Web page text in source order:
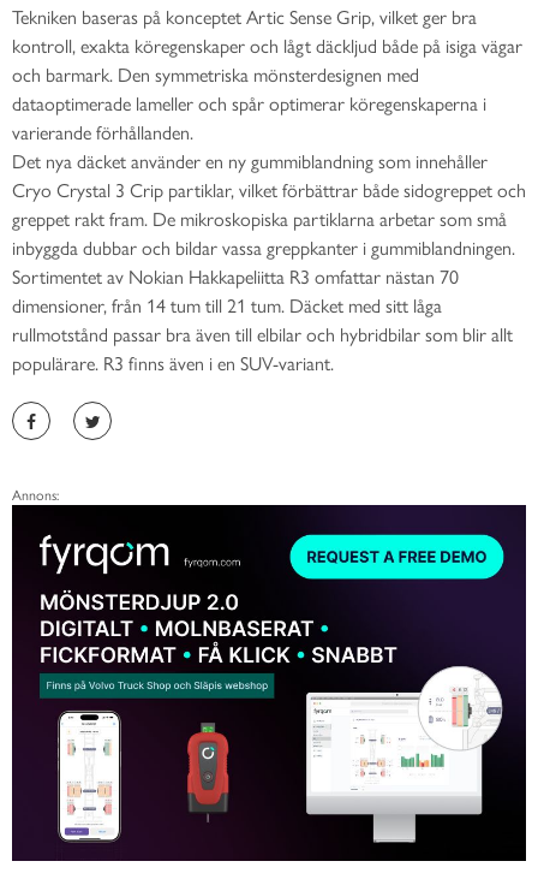
Tekniken baseras på konceptet Artic Sense Grip, vilket ger bra
kontroll, exakta köregenskaper och lågt däckljud både på isiga vägar
och barmark. Den symmetriska mönsterdesignen med
dataoptimerade lameller och spår optimerar köregenskaperna i
varierande förhållanden.
Det nya däcket använder en ny gummiblandning som innehåller
Cryo Crystal 3 Crip partiklar, vilket förbättrar både sidogreppet och
greppet rakt fram. De mikroskopiska partiklarna arbetar som små
inbyggda dubbar och bildar vassa greppkanter i gummiblandningen.
Sortimentet av Nokian Hakkapeliitta R3 omfattar nästan 70
dimensioner, från 14 tum till 21 tum. Däcket med sitt låga
rullmotstånd passar bra även till elbilar och hybridbilar som blir allt
populärare. R3 finns även i en SUV-variant.
Annons: